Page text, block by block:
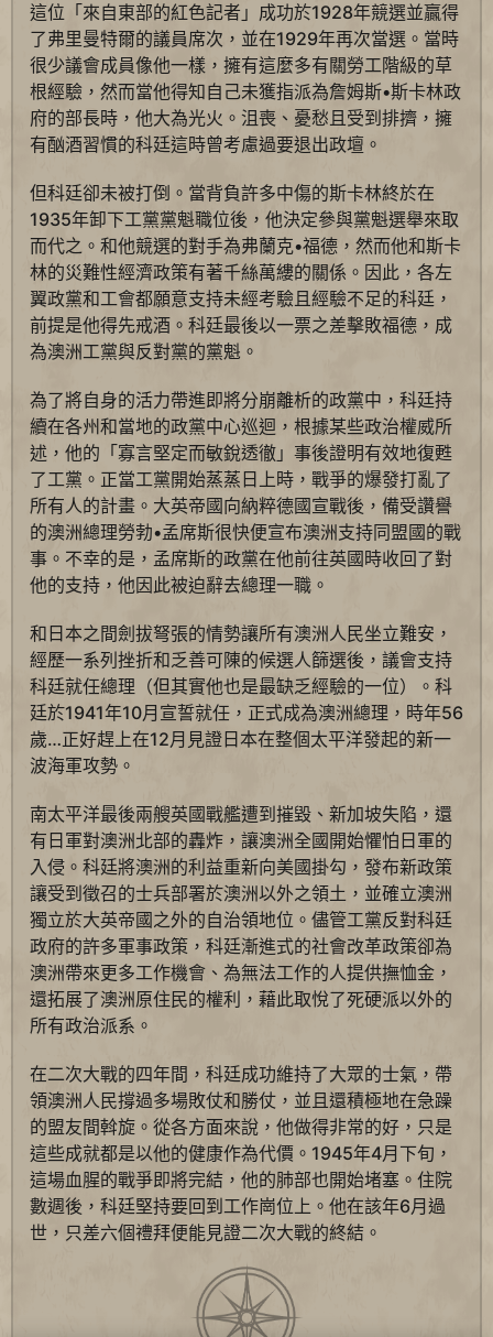
這位「來自東部的紅色記者」成功於1928年競選並贏得
了弗里曼特爾的議員席次，並在1929年再次當選。當時
很少議會成員像他一樣，擁有這麼多有關勞工階級的草
根經驗，然而當他得知自己未獲指派為詹姆斯•斯卡林政
府的部長時，他大為光火。沮喪、憂愁且受到排擠，擁
有酗酒習慣的科廷這時曾考慮過要退出政壇。
但科廷卻未被打倒。當背負許多中傷的斯卡林終於在
1935年卸下工黨黨魁職位後，他決定參與黨魁選舉來取
而代之。和他競選的對手為弗蘭克•福德，然而他和斯卡
林的災難性經濟政策有著千絲萬縷的關係。因此，各左
翼政黨和工會都願意支持未經考驗且經驗不足的科廷，
前提是他得先戒酒。科廷最後以一票之差擊敗福德，成
為澳洲工黨與反對黨的黨魁。
為了將自身的活力帶進即將分崩離析的政黨中，科廷持
續在各州和當地的政黨中心巡迴，根據某些政治權威所
述，他的「寡言堅定而敏銳透徹」事後證明有效地復甦
了工黨。正當工黨開始蒸蒸日上時，戰爭的爆發打亂了
所有人的計畫。大英帝國向納粹德國宣戰後，備受讚譽
的澳洲總理勞勃•孟席斯很快便宣布澳洲支持同盟國的戰
事。不幸的是，孟席斯的政黨在他前往英國時收回了對
他的支持，他因此被迫辭去總理一職。
和日本之間劍拔弩張的情勢讓所有澳洲人民坐立難安，
經歷一系列挫折和乏善可陳的候選人篩選後，議會支持
科廷就任總理（但其實他也是最缺乏經驗的一位）。科
廷於1941年10月宣誓就任，正式成為澳洲總理，時年56
歲…正好趕上在12月見證日本在整個太平洋發起的新一
波海軍攻勢。
南太平洋最後兩艘英國戰艦遭到摧毀、新加坡失陷，還
有日軍對澳洲北部的轟炸，讓澳洲全國開始懼怕日軍的
入侵。科廷將澳洲的利益重新向美國掛勾，發布新政策
讓受到徵召的士兵部署於澳洲以外之領土，並確立澳洲
獨立於大英帝國之外的自治領地位。儘管工黨反對科廷
政府的許多軍事政策，科廷漸進式的社會改革政策卻為
澳洲帶來更多工作機會、為無法工作的人提供撫恤金，
還拓展了澳洲原住民的權利，藉此取悅了死硬派以外的
所有政治派系。
在二次大戰的四年間，科廷成功維持了大眾的士氣，帶
領澳洲人民撐過多場敗仗和勝仗，並且還積極地在急躁
的盟友間斡旋。從各方面來說，他做得非常的好，只是
這些成就都是以他的健康作為代價。1945年4月下旬，
這場血腥的戰爭即將完結，他的肺部也開始堵塞。住院
數週後，科廷堅持要回到工作崗位上。他在該年6月過
世，只差六個禮拜便能見證二次大戰的終結。